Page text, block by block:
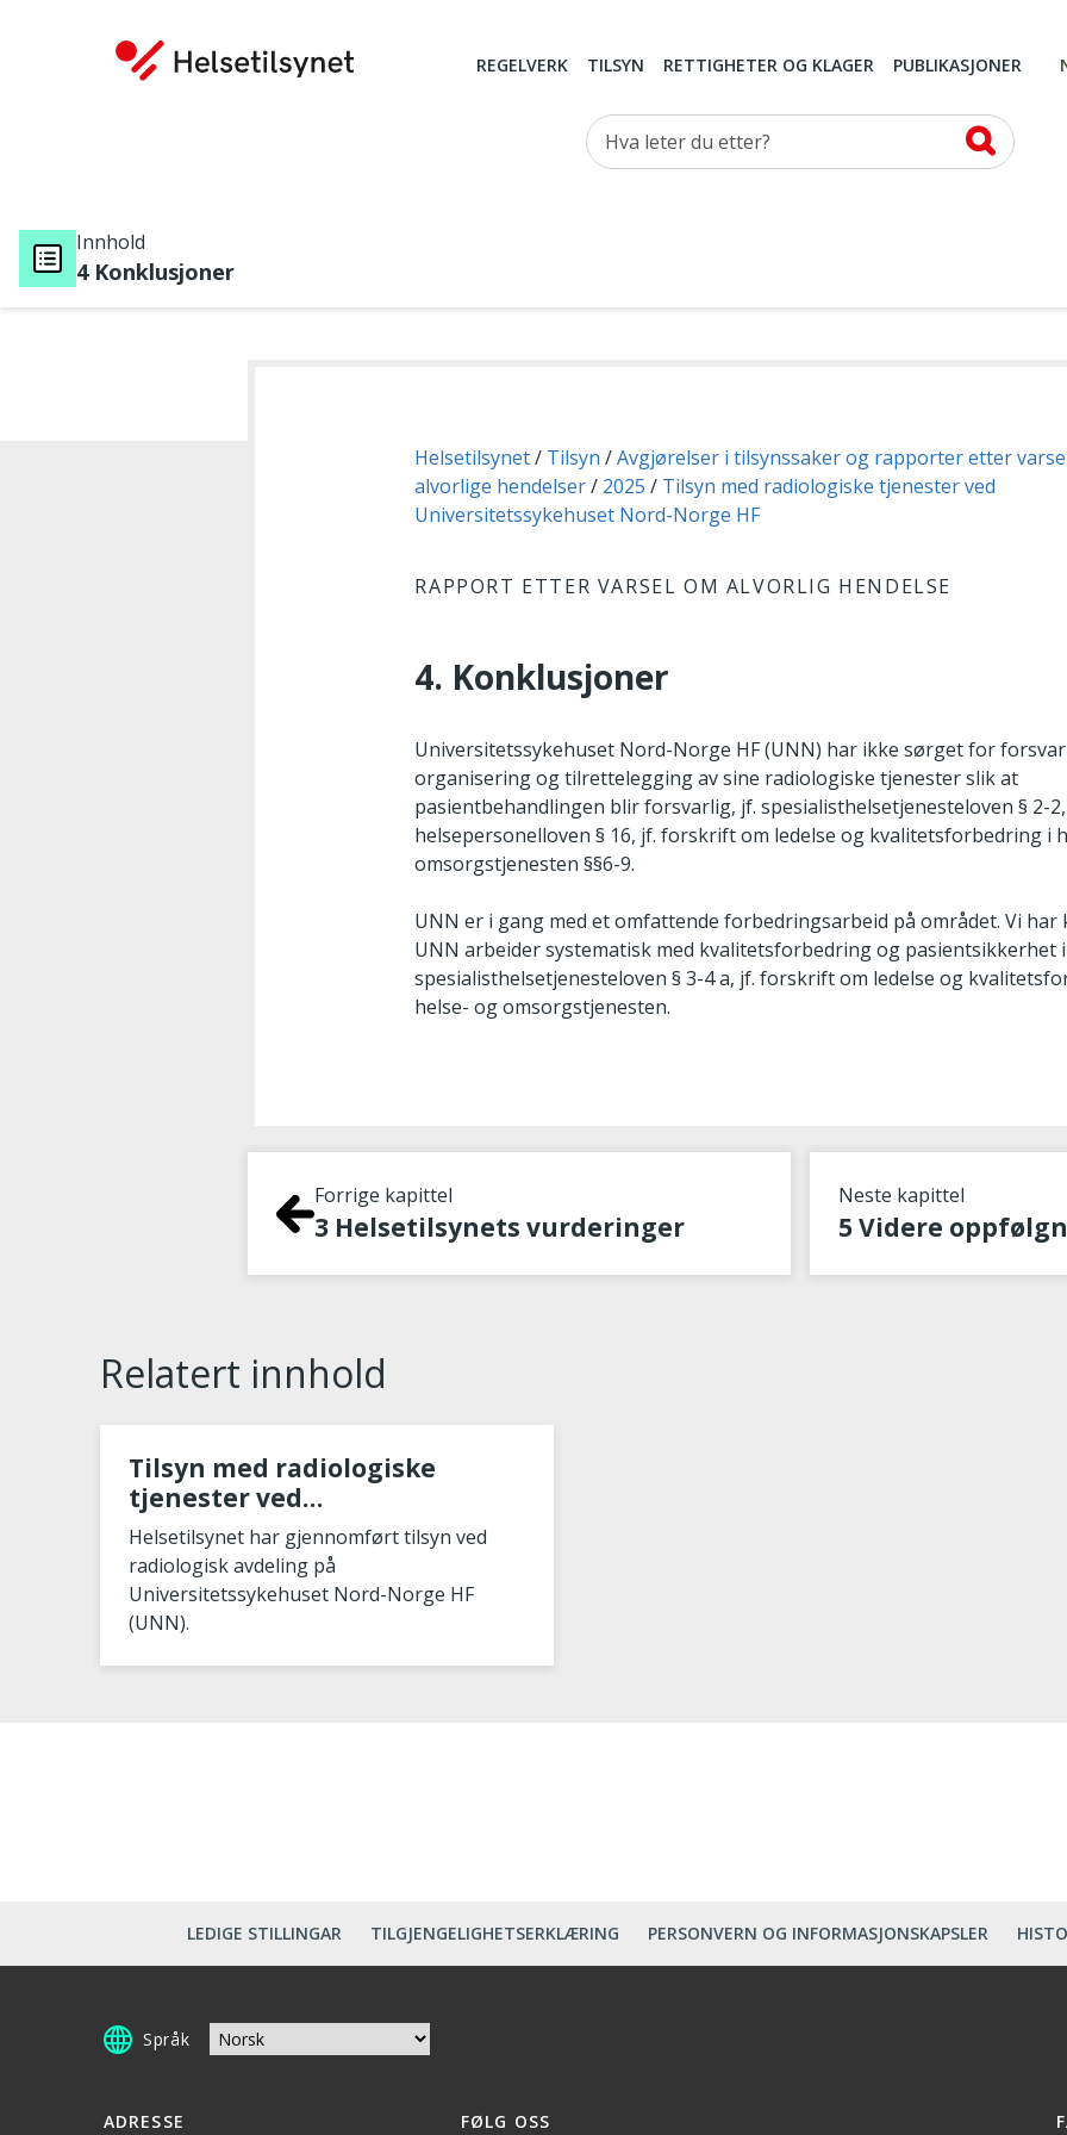
REGELVERK TILSYN RETTIGHETER OG KLAGER PUBLIKASJONER
Hva leter du etter?
Innhold
4 Konklusjoner
Du er her:
Helsetilsynet Tilsyn
Avgjørelser i tilsynssaker og rapporter etter
alvorlige hendelser
2025
Tilsyn med radiologiske tjenester ved
Universitetssykehuset Nord-Norge HF
RAPPORT ETTER VARSEL OM ALVORLIG HENDELSE
4. Konklusjoner
Universitetssykehuset Nord-Norge HF (UNN) har ikke sørget for
organisering og tilrettelegging av sine radiologiske tjenester slik at
pasientbehandlingen blir forsvarlig, jf. spesialisthelsetjenesteloven § 2-
helsepersonelloven § 16, jf. forskrift om ledelse og kvalitetsforbedring i
omsorgstjenesten §§6-9.
UNN er i gang med et omfattende forbedringsarbeid på området. Vi har
UNN arbeider systematisk med kvalitetsforbedring og pasientsikkerhet
spesialisthelsetjenesteloven § 3-4 a, jf. forskrift om ledelse og
helse- og omsorgstjenesten.
Forrige kapittel
3 Helsetilsynets vurderinger
Neste kapittel
5 Videre
Relatert innhold
Tilsyn med radiologiske
tjenester ved
Universitetssykehuset Nord-
Norge
Helsetilsynet har gjennomført tilsyn ved
radiologisk avdeling på
Universitetssykehuset Nord-Norge HF
(UNN).
LEDIGE STILLINGAR TILGJENGELIGHETSERKLÆRING PERSONVERN OG INFORMASJONSKAPSLER
Språk
ADRESSE FØLG OSS